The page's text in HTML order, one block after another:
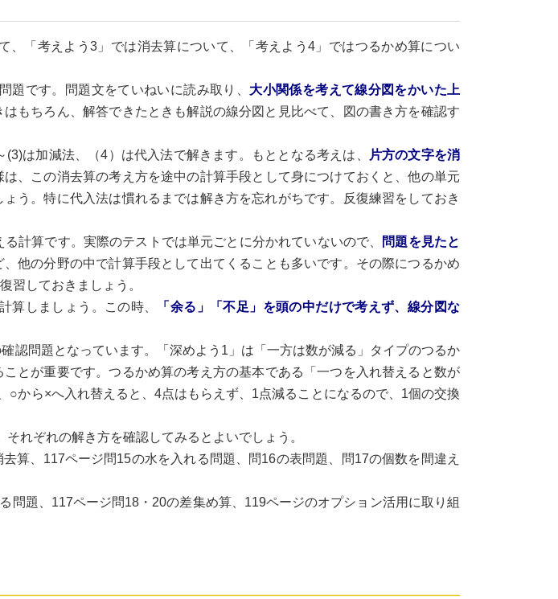
「考えよう3」では消去算について、「考えよう4」ではつるかめ算につい
題です。問題文をていねいに読み取り、 大小関係を考えて線分図をかいた上
もちろん、解答できたときも解説の線分図と見比べて、図の書き方を確認す
は加減法、（4）は代入法で解きます。もととなる考えは、
片方の文字を消
、この消去算の考え方を途中の計算手段として身につけておくと、他の単元
う。特に代入法は慣れるまでは解き方を忘れがちです。反復練習をしておき
計算です。実際のテストでは単元ごとに分かれていないので、
問題を見たと
他の分野の中で計算手段として出てくることも多いです。その際につるかめ
習しておきましょう。
しましょう。この時、
「余る」「不足」を頭の中だけで考えず、線分図な
問題となっています。「深めよう1」は「一方は数が減る」タイプのつるか
ことが重要です。つるかめ算の考え方の基本である「一つを入れ替えると数が
から×へ入れ替えると、4点はもらえず、1点減ることになるので、1個の交換
れぞれの解き方を確認してみるとよいでしょう。
、117ページ問15の水を入れる問題、問16の表問題、問17の個数を間違え
題、117ページ問18・20の差集め算、119ページのオプション活用に取り組